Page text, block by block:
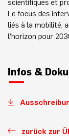
scientifiques et
Le focus des
liés à la mobilité,
l’horizon pour
Infos &
zurück zur